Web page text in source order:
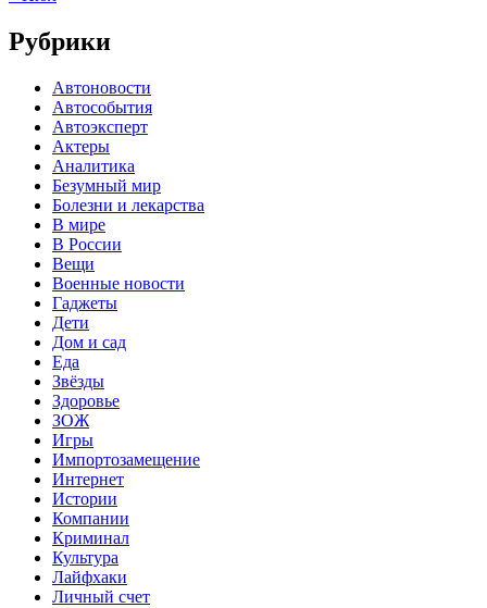
Рубрики
Автоновости
Автособытия
Автоэксперт
Актеры
Аналитика
Безумный мир
Болезни и лекарства
В мире
В России
Вещи
Военные новости
Гаджеты
Дети
Дом и сад
Еда
Звёзды
Здоровье
ЗОЖ
Игры
Импортозамещение
Интернет
Истории
Компании
Криминал
Культура
Лайфхаки
Личный счет